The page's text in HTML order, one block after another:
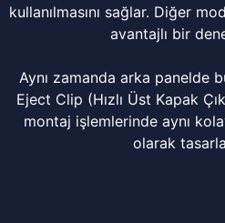
kullanılmasını sağlar. Diğer
avantajlı bir
Aynı zamanda arka panelde
Eject Clip (Hızlı Üst Kapak
montaj işlemlerinde aynı
olarak